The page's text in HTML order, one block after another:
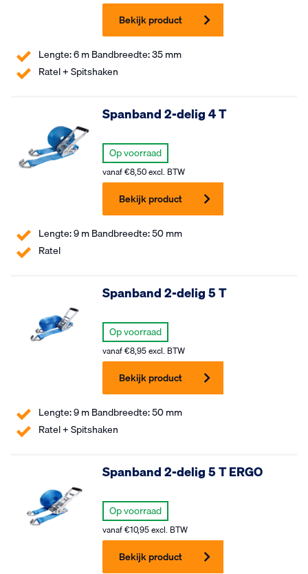
Lengte: 6 m Bandbreedte: 35 mm
Ratel + Spitshaken
Bekijk product
Lengte: 9 m Bandbreedte: 50 mm
Ratel
Spanband 2-delig 4 T
Op voorraad
vanaf€8,50excl. BTW
Bekijk product
Lengte: 9 m Bandbreedte: 50 mm
Ratel + Spitshaken
Spanband 2-delig 5 T
Op voorraad
vanaf€8,95excl. BTW
Bekijk product
Spanband 2-delig 5 T ERGO
Op voorraad
vanaf€10,95excl. BTW
Bekijk product